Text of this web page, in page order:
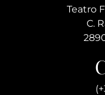
Teatro
C.